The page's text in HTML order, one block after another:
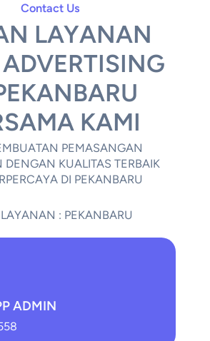
Contact Us
LAYANAN
KAMI
PEMASANGAN
DENGAN KUALITAS TERBAIK
DI PEKANBARU
: PEKANBARU
ADMIN